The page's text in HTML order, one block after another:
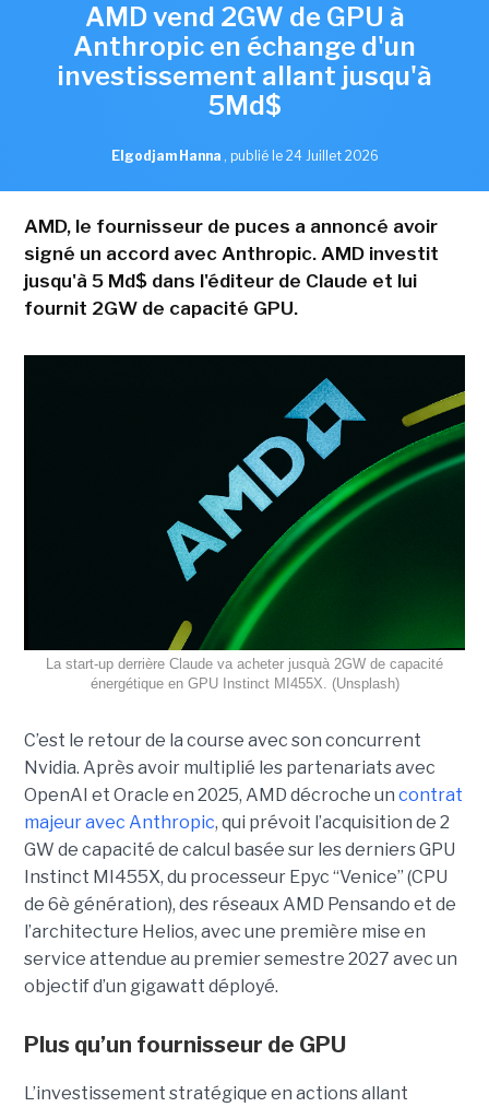
AMD vend 2GW de GPU à
Anthropic en échange d'un
investissement allant jusqu'à
5Md$
Elgodjam Hanna , publié le 24 Juillet 2026
AMD, le fournisseur de puces a annoncé avoir
signé un accord avec Anthropic. AMD investit
jusqu'à 5 Md$ dans l'éditeur de Claude et lui
fournit 2GW de capacité GPU.
La start-up derrière Claude va acheter jusquà 2GW de capacité
énergétique en GPU Instinct MI455X. (Unsplash)
C’est le retour de la course avec son concurrent
Nvidia. Après avoir multiplié les partenariats avec
OpenAI et Oracle en 2025, AMD décroche un contrat
majeur avec Anthropic, qui prévoit l’acquisition de 2
GW de capacité de calcul basée sur les derniers GPU
Instinct MI455X, du processeur Epyc “Venice” (CPU
de 6è génération), des réseaux AMD Pensando et de
l’architecture Helios, avec une première mise en
service attendue au premier semestre 2027 avec un
objectif d’un gigawatt déployé.
Plus qu’un fournisseur de GPU
L’investissement stratégique en actions allant